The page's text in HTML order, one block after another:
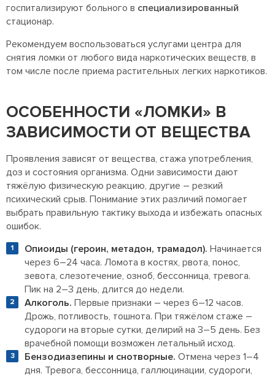
госпитализируют больного в специализированный
стационар.
Рекомендуем воспользоваться услугами центра для
снятия ломки от любого вида наркотических веществ, в
том числе после приема растительных легких наркотиков.
ОСОБЕННОСТИ «ЛОМКИ» В
ЗАВИСИМОСТИ ОТ ВЕЩЕСТВА
Проявления зависят от вещества, стажа употребления,
доз и состояния организма. Одни зависимости дают
тяжёлую физическую реакцию, другие – резкий
психический срыв. Понимание этих различий помогает
выбрать правильную тактику выхода и избежать опасных
ошибок.
Опиоиды (героин, метадон, трамадол). Начинается
через 6–24 часа. Ломота в костях, рвота, понос,
зевота, слезотечение, озноб, бессонница, тревога.
Пик на 2–3 день, длится до недели.
Алкоголь. Первые признаки – через 6–12 часов.
Дрожь, потливость, тошнота. При тяжёлом стаже –
судороги на вторые сутки, делирий на 3–5 день. Без
врачебной помощи возможен летальный исход.
Бензодиазепины и снотворные. Отмена через 1–4
дня. Тревога, бессонница, галлюцинации, судороги,